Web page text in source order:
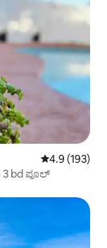
5 ರಲ್ಲಿ 4.9
4.9 (193)
3 bd ಪೂಲ್